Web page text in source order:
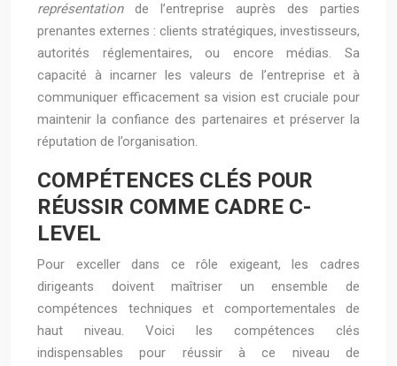
représentation de l’entreprise auprès des parties
prenantes externes : clients stratégiques, investisseurs,
autorités réglementaires, ou encore médias. Sa
capacité à incarner les valeurs de l’entreprise et à
communiquer efficacement sa vision est cruciale pour
maintenir la confiance des partenaires et préserver la
réputation de l’organisation.
COMPÉTENCES CLÉS POUR
RÉUSSIR COMME CADRE C-
LEVEL
Pour exceller dans ce rôle exigeant, les cadres
dirigeants doivent maîtriser un ensemble de
compétences techniques et comportementales de
haut niveau. Voici les compétences clés
indispensables pour réussir à ce niveau de